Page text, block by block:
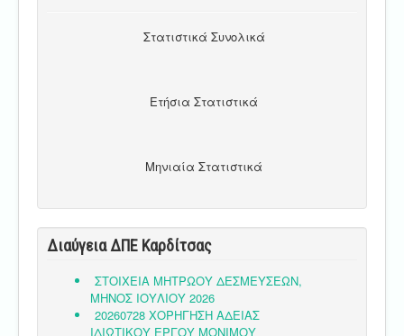
Στατιστικά Συνολικά
Ετήσια Στατιστικά
Μηνιαία Στατιστικά
Διαύγεια ΔΠΕ Καρδίτσας